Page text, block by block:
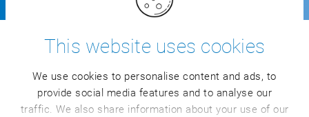
This website uses cookies
We use cookies to personalise content and ads, to
provide social media features and to analyse our
traffic. We also share information about your use of our
Haluat tietää, onko CSB ERP
hyödyllinen sinulle?